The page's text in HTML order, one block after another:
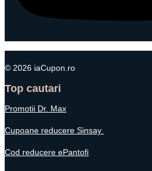
© 2026 iaCupon.ro
Top cautari
Promotii Dr. Max
Cupoane reducere Sinsay
Cod reducere ePantofi